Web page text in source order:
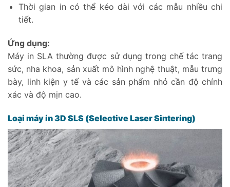
Thời gian in có thể kéo dài với các mẫu nhiều chi
tiết.
Ứng dụng:
Máy in SLA thường được sử dụng trong chế tác trang
sức, nha khoa, sản xuất mô hình nghệ thuật, mẫu trưng
bày, linh kiện y tế và các sản phẩm nhỏ cần độ chính
xác và độ mịn cao.
Loại máy in 3D SLS (Selective Laser Sintering)